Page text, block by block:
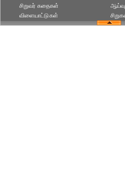
சிறுவர் கதைகள்
விளையாட்டுகள்